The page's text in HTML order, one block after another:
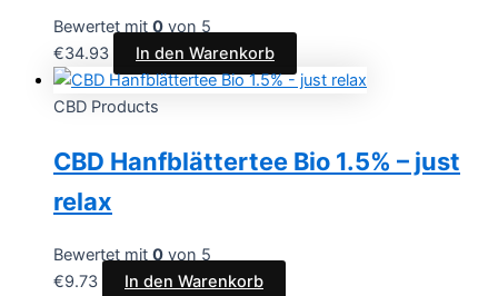
Bewertet mit 0 von 5
€34.93 In den Warenkorb
CBD Products
CBD Hanfblättertee Bio 1.5% – just
relax
Bewertet mit 0 von 5
€9.73 In den Warenkorb